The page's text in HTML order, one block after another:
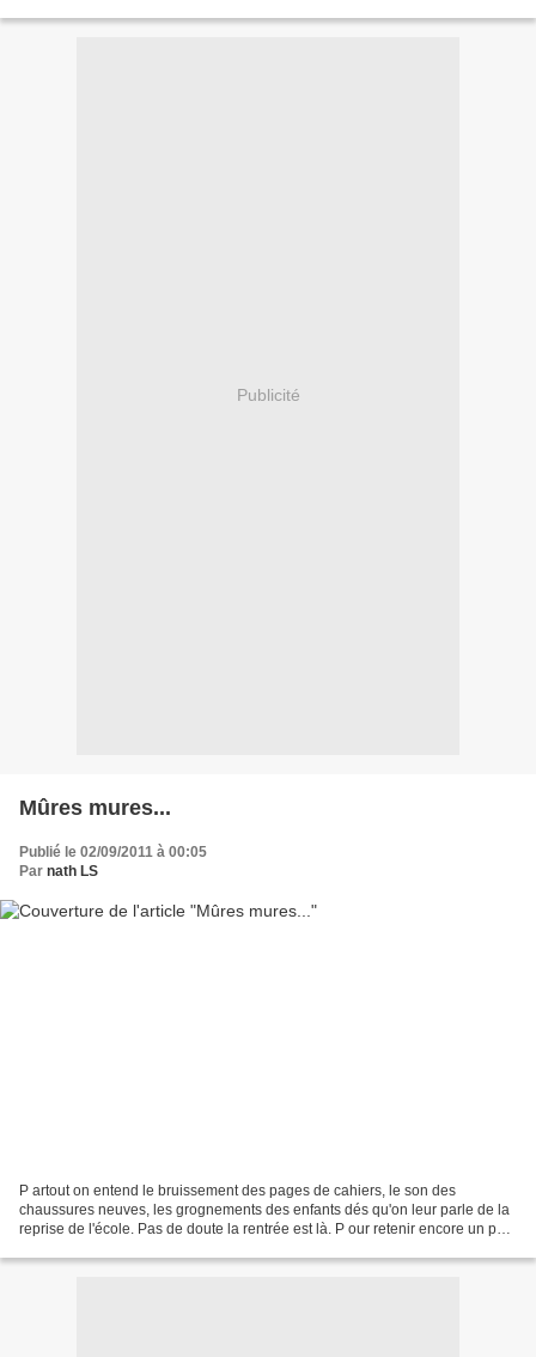
Publicité
Mûres mures...
Publié le 02/09/2011 à 00:05
Par nath LS
P artout on entend le bruissement des pages de cahiers, le son des
chaussures neuves, les grognements des enfants dés qu'on leur parle de la
reprise de l'école. Pas de doute la rentrée est là. P our retenir encore un peu